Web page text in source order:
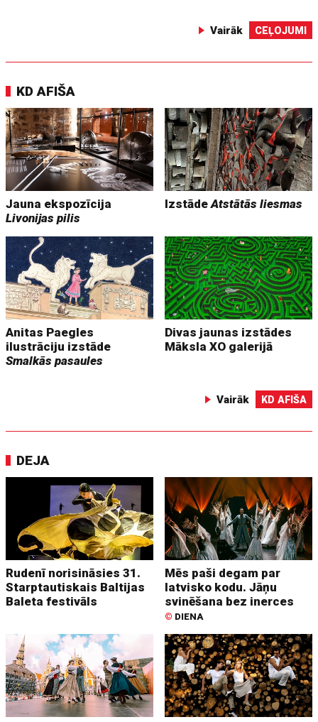
Vairāk CEĻOJUMI
KD AFIŠA
Jauna ekspozīcija
Livonijas pilis
IzstādeAtstātās liesmas
Anitas Paegles
ilustrāciju izstāde
Smalkās pasaules
Divas jaunas izstādes
Māksla XO galerijā
Vairāk KD AFIŠA
DEJA
Rudenī norisināsies 31.
Starptautiskais Baltijas
Baleta festivāls
Mēs paši degam par
latvisko kodu. Jāņu
svinēšana bez inerces
© DIENA